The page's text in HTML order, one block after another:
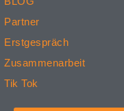
Partner
Erstgespräch
Zusammenarbeit
Tik Tok